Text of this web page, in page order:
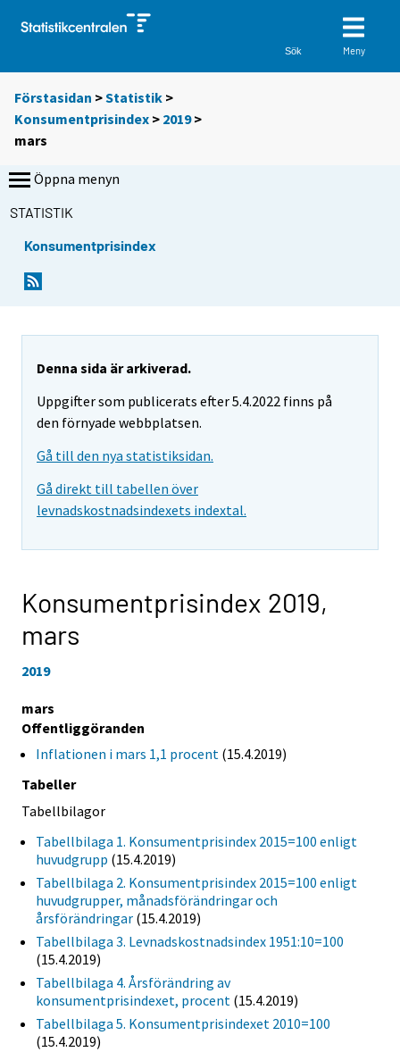
Sök Meny
Förstasidan >Statistik >
Konsumentprisindex > 2019>
mars
Öppna menyn
STATISTIK
Konsumentprisindex
Denna sida är arkiverad.
Uppgifter som publicerats efter 5.4.2022 finns på
den förnyade webbplatsen.
Gå till den nya statistiksidan.
Gå direkt till tabellen över
levnadskostnadsindexets indextal.
Konsumentprisindex 2019,
mars
2019
mars
Offentliggöranden
Inflationen i mars 1,1 procent (15.4.2019)
Tabeller
Tabellbilagor
Tabellbilaga 1. Konsumentprisindex 2015=100 enligt
huvudgrupp (15.4.2019)
Tabellbilaga 2. Konsumentprisindex 2015=100 enligt
huvudgrupper, månadsförändringar och
årsförändringar (15.4.2019)
Tabellbilaga 3. Levnadskostnadsindex 1951:10=100
(15.4.2019)
Tabellbilaga 4. Årsförändring av
konsumentprisindexet, procent (15.4.2019)
Tabellbilaga 5. Konsumentprisindexet 2010=100
(15.4.2019)